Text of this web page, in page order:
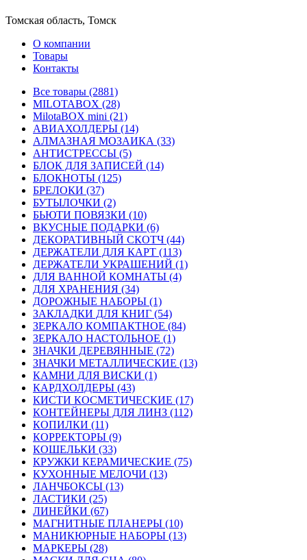
Томская область, Томск
О компании
Товары
Контакты
Все товары (2881)
MILOTABOX (28)
MilotaBOX mini (21)
АВИАХОЛДЕРЫ (14)
АЛМАЗНАЯ МОЗАИКА (33)
АНТИСТРЕССЫ (5)
БЛОК ДЛЯ ЗАПИСЕЙ (14)
БЛОКНОТЫ (125)
БРЕЛОКИ (37)
БУТЫЛОЧКИ (2)
БЬЮТИ ПОВЯЗКИ (10)
ВКУСНЫЕ ПОДАРКИ (6)
ДЕКОРАТИВНЫЙ СКОТЧ (44)
ДЕРЖАТЕЛИ ДЛЯ КАРТ (113)
ДЕРЖАТЕЛИ УКРАШЕНИЙ (1)
ДЛЯ ВАННОЙ КОМНАТЫ (4)
ДЛЯ ХРАНЕНИЯ (34)
ДОРОЖНЫЕ НАБОРЫ (1)
ЗАКЛАДКИ ДЛЯ КНИГ (54)
ЗЕРКАЛО КОМПАКТНОЕ (84)
ЗЕРКАЛО НАСТОЛЬНОЕ (1)
ЗНАЧКИ ДЕРЕВЯННЫЕ (72)
ЗНАЧКИ МЕТАЛЛИЧЕСКИЕ (13)
КАМНИ ДЛЯ ВИСКИ (1)
КАРДХОЛДЕРЫ (43)
КИСТИ КОСМЕТИЧЕСКИЕ (17)
КОНТЕЙНЕРЫ ДЛЯ ЛИНЗ (112)
КОПИЛКИ (11)
КОРРЕКТОРЫ (9)
КОШЕЛЬКИ (33)
КРУЖКИ КЕРАМИЧЕСКИЕ (75)
КУХОННЫЕ МЕЛОЧИ (13)
ЛАНЧБОКСЫ (13)
ЛАСТИКИ (25)
ЛИНЕЙКИ (67)
МАГНИТНЫЕ ПЛАНЕРЫ (10)
МАНИКЮРНЫЕ НАБОРЫ (13)
МАРКЕРЫ (28)